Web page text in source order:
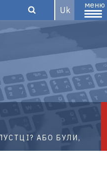
Uk
меню
АБО БУЛИ,